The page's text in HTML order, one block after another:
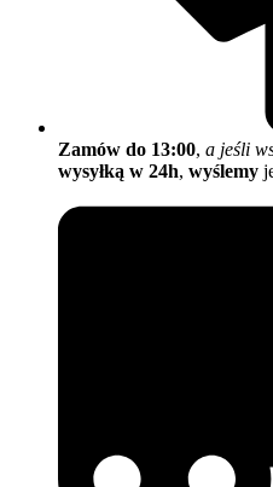
Zamów do 13:00, a jeśli
wysyłką w 24h, wyślemy